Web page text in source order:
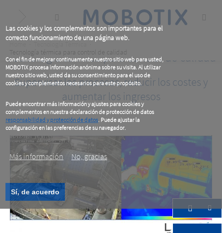
Las cookies y los complementos son importantes para el
correcto funcionamiento de una página web.
Con el fin de mejorar continuamente nuestro sitio web para usted,
MOBOTIX procesa información anónima sobre su visita. Al utilizar
nuestro sitio web, usted da su consentimiento para el uso de
cookies y complementos necesarios para este propósito.
Puede encontrar más información y ajustes para cookies y
complementos en nuestra declaración de protección de datos
responsabilidad y protección de datos. Puede ajustar la
configuración en las preferencias de su navegador.
Más información
No, gracias
Sí, de acuerdo
content
Breadcrumb
Tecnología térmica para control de calidad
Tecnología térmica para control de calidad
Supervisar los procesos, reducir los costes y
aumentar los ingresos